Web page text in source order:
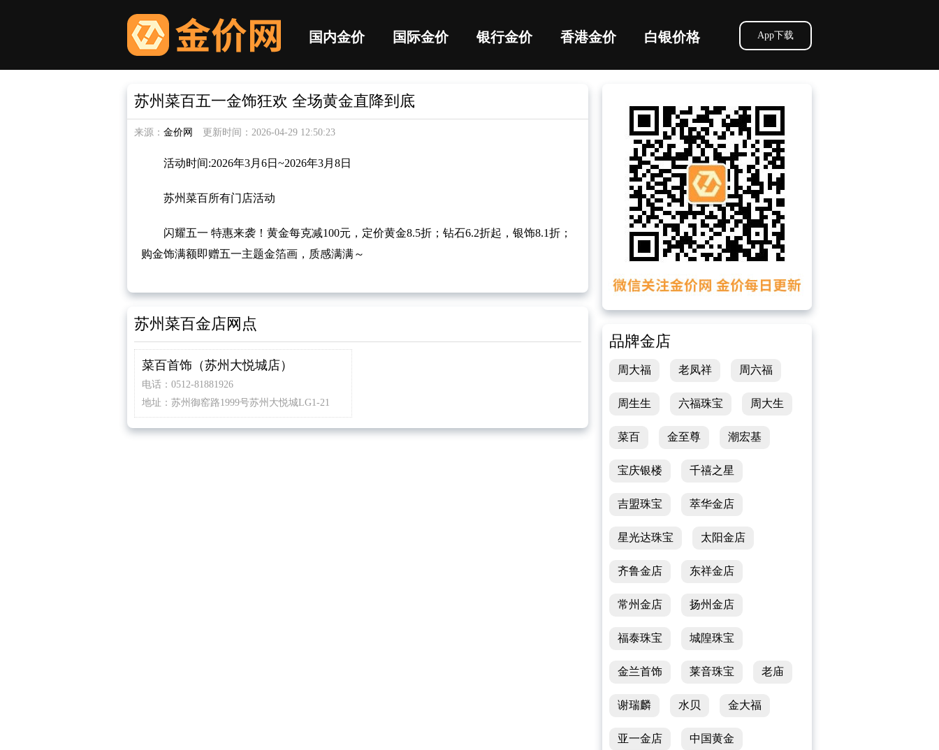
App下载
国内金价 国际金价 银行金价 香港金价 白银价格
苏州菜百五一金饰狂欢 全场黄金直降到底
来源： 金价网 更新时间：2026-04-29 12:50:23
活动时间:2026年3月6日~2026年3月8日
苏州菜百所有门店活动
闪耀五一 特惠来袭！黄金每克减100元，定价黄金8.5折；钻石6.2折起，银饰8.1折；
购金饰满额即赠五一主题金箔画，质感满满～
苏州菜百金店网点
菜百首饰（苏州大悦城店）
电话：0512-81881926
地址：苏州御窑路1999号苏州大悦城LG1-21
品牌金店
周大福 老凤祥 周六福
周生生 六福珠宝 周大生
菜百 金至尊 潮宏基
宝庆银楼 千禧之星
吉盟珠宝 萃华金店
星光达珠宝 太阳金店
齐鲁金店 东祥金店
常州金店 扬州金店
福泰珠宝 城隍珠宝
金兰首饰 莱音珠宝 老庙
谢瑞麟 水贝 金大福
亚一金店 中国黄金